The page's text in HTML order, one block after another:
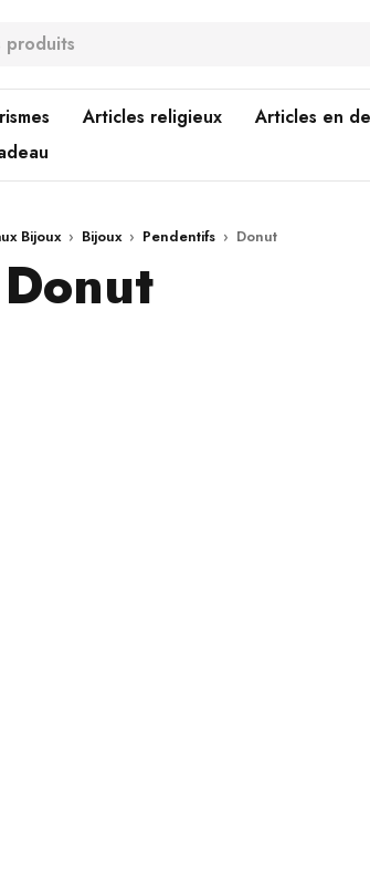
Articles religieux Articles en
Bijoux › Bijoux › Pendentifs › Donut
Donut